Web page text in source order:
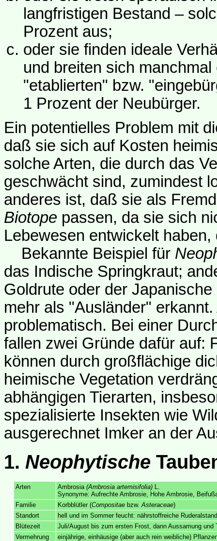
langfristigen Bestand –
Prozent aus;
oder sie finden ideale
und breiten sich
"etablierten" bzw.
1 Prozent der Neubürger.
Ein potentielles Problem mit
daß sie sich auf Kosten
solche Arten, die durch das
geschwächt sind, zumindest
anderes ist, daß sie als
Biotope passen, da sie sich
Lebewesen entwickelt
Bekannte Beispiel für
das Indische Springkraut;
Goldrute oder der
mehr als "Ausländer"
problematisch. Bei einer
fallen zwei Gründe dafür auf:
können durch großflächige
heimische Vegetation
abhängigen Tierarten,
spezialisierte Insekten wie
ausgerechnet Imker an der
1. Neophytische
Arten Ambrosia (Ambrosia artemisifolia)L.
Synonyme: Aufrechte Ambrosie, Hohe Ambrosie,
Familie
Korbblütler (Compositaebzw. Asteraceae)
Standort
hell und im Sommer feucht: nährstoffreiche
Blütezeit
Juli/August bis zum ersten Frost, dann Aussamung und
Vermehrung
einjährige, einhäusige (aber auch rein weibliche)